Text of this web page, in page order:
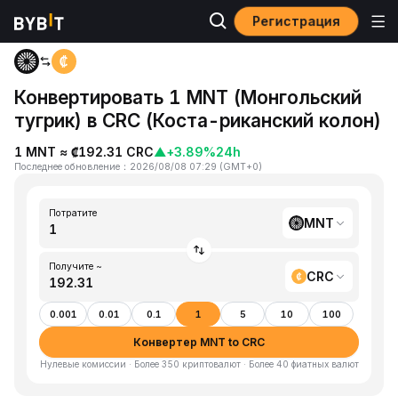
Регистрация
Главная
Конвертировать 1 MNT (Монгольский
тугрик) в CRC (Коста-риканский колон)
1 MNT ≈ ₡192.31 CRC▲+3.89%24h
Последнее обновление ： 2026/08/08 07:29 (GMT+0)
Потратите
MNT
Получите ~
CRC
0.001 0.01 0.1 1 5 10 100
Конвертер MNT to CRC
Нулевые комиссии · Более 350 криптовалют · Более 40 фиатных валют